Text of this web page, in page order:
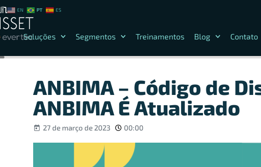
EN PT ES
Soluções Segmentos Treinamentos Blog Contato
ANBIMA – Código de
ANBIMA É Atualizado
27 de março de 2023 00:00